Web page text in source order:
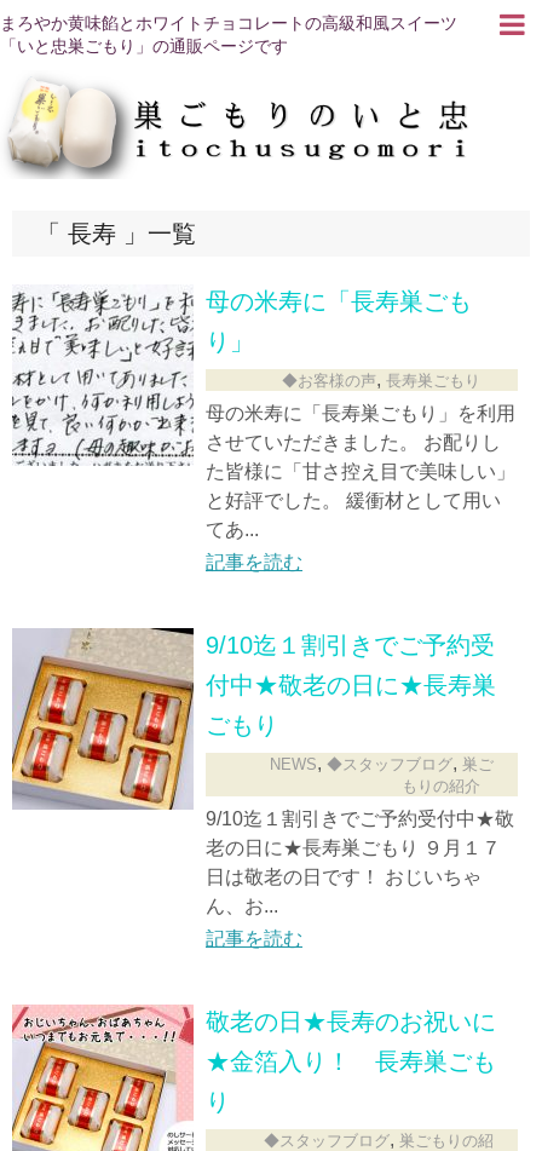
まろやか黄味餡とホワイトチョコレートの高級和風スイーツ
「いと忠巣ごもり」の通販ページです
長寿 一覧
母の米寿に「長寿巣ごも
り」
◆お客様の声, 長寿巣ごもり
母の米寿に「長寿巣ごもり」を利用
させていただきました。 お配りし
た皆様に「甘さ控え目で美味しい」
と好評でした。 緩衝材として用い
てあ...
記事を読む
9/10迄１割引きでご予約受
付中★敬老の日に★長寿巣
ごもり
NEWS, ◆スタッフブログ, 巣ご
もりの紹介
9/10迄１割引きでご予約受付中★敬
老の日に★長寿巣ごもり ９月１７
日は敬老の日です！ おじいちゃ
ん、お...
記事を読む
敬老の日★長寿のお祝いに
★金箔入り！ 長寿巣ごも
り
◆スタッフブログ, 巣ごもりの紹